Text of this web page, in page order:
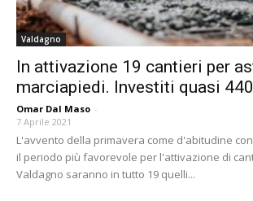
Valdagno
In attivazione 19 cantieri per
marciapiedi. Investiti quasi
Omar Dal Maso -
7 Aprile 2021
L'avvento della primavera come d'abitudine
il periodo più favorevole per l'attivazione di
Valdagno saranno in tutto 19 quelli...